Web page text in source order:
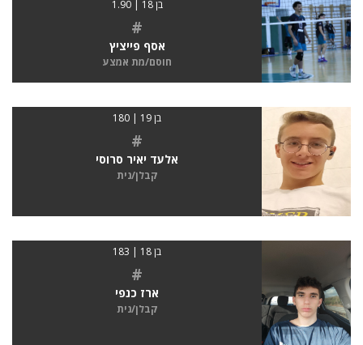
בן 18 | 1.90
#
אסף פייציץ
חוסם/מת אמצע
בן 19 | 180
#
אלעד יאיר סרוסי
קבלן/נית
בן 18 | 183
#
ארז כנפי
קבלן/נית